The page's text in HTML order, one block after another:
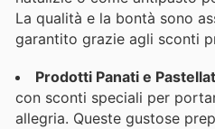
La qualità e la bontà sono
garantito grazie agli sconti
Prodotti Panati e
con sconti speciali per
allegria. Queste gustose